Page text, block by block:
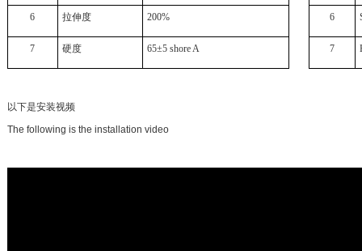
6 拉伸度 200% 6
7 硬度 65±5 shore A 7
以下是安装视频
The following is the installation video